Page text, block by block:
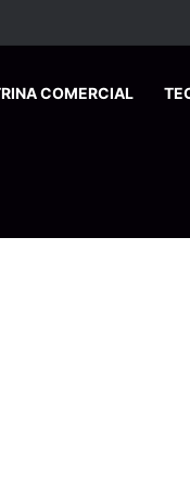
en redes
COMERCIAL